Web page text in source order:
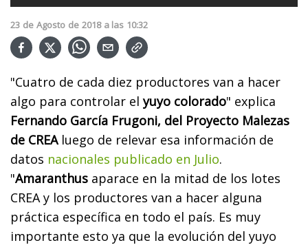
23 de Agosto de 2018 a las 10:32
"Cuatro de cada diez productores van a hacer
algo para controlar elyuyo colorado" explica
Fernando García Frugoni, del Proyecto Malezas
de CREAluego de relevar esa información de
datos nacionales publicado en Julio.
"Amaranthus aparace en la mitad de los lotes
CREA y los productores van a hacer alguna
práctica específica en todo el país. Es muy
importante esto ya que la evolución del yuyo